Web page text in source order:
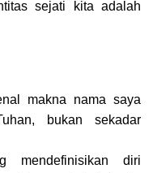
sejati kita adalah
makna nama saya
bukan sekadar
mendefinisikan diri